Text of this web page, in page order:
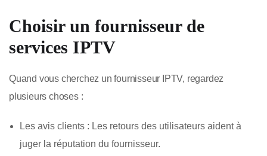
Choisir un fournisseur de
services IPTV
Quand vous cherchez un fournisseur IPTV, regardez
plusieurs choses :
Les avis clients : Les retours des utilisateurs aident à
juger la réputation du fournisseur.